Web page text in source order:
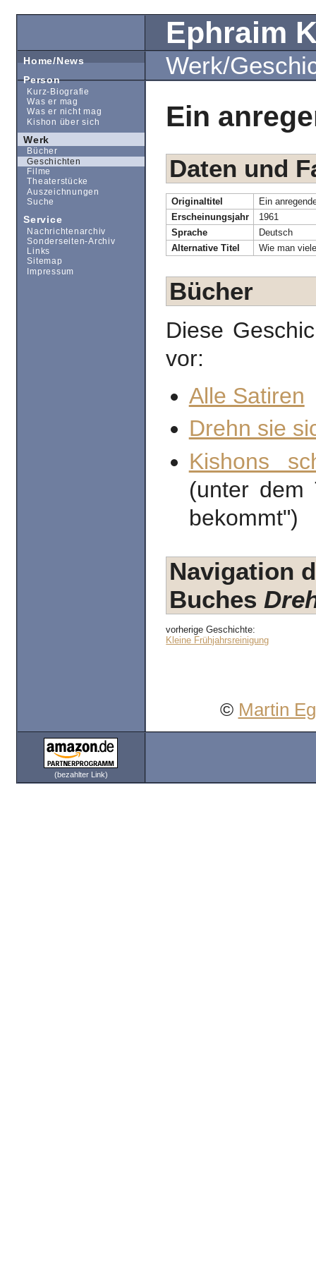
Ephraim
Werk/
Ein
Daten und
Originaltitel
Ein
Erscheinungsjahr
1961
Sprache
Deutsch
Alternative Titel
Wie man
Bücher
Diese
vor:
Alle Satiren
Drehn sie
Kishons
(unter dem
bekommt")
Navigation
Buches
vorherige Geschichte:
Kleine Frühjahrsreinigung
© Martin
(bezahlter Link)
Home/News
Person
Kurz-Biografie
Was er mag
Was er nicht mag
Kishon über sich
Werk
Bücher
Geschichten
Filme
Theaterstücke
Auszeichnungen
Suche
Service
Nachrichtenarchiv
Sonderseiten-Archiv
Links
Sitemap
Impressum